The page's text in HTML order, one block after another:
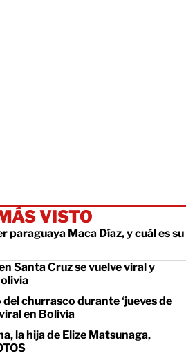
VISTO
paraguaya Maca Díaz, y cuál es su
Santa Cruz se vuelve viral y
churrasco durante ‘jueves de
en Bolivia
la hija de Elize Matsunaga,